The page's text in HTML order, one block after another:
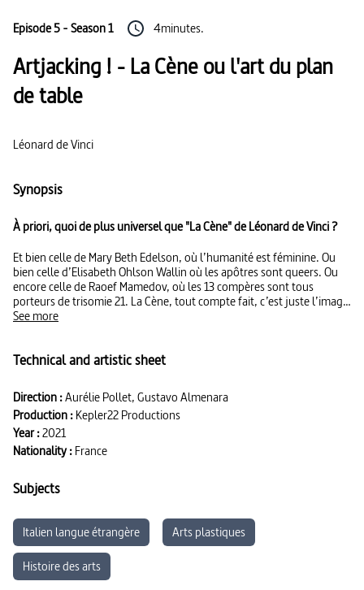
Episode 5 - Season 1 4minutes.
Artjacking ! - La Cène ou l'art du plan
de table
Léonard de Vinci
Synopsis
À priori, quoi de plus universel que "La Cène" de Léonard de Vinci ?
Et bien celle de Mary Beth Edelson, où l’humanité est féminine. Ou
bien celle d’Elisabeth Ohlson Wallin où les apôtres sont queers. Ou
encore celle de Raoef Mamedov, où les 13 compères sont tous
porteurs de trisomie 21. La Cène, tout compte fait, c’est juste l’image
que nous voulons donner de nous-mêmes. La Série : Citer, copier,
les réappropriations des grands chefs-d’œuvre ? De Manet à 2Fik, de
de revoir vos classiques et de pénétrer les mystères de la création
artistique moderne !
See more
Technical and artistic sheet
Direction :Aurélie Pollet, Gustavo Almenara
Production :Kepler22 Productions
Year :2021
Nationality :France
Subjects
Italien langue étrangère
Arts plastiques
Histoire des arts